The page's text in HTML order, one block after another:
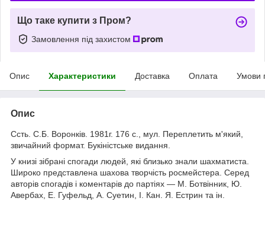
Що таке купити з Пром?
Замовлення під захистом
Опис Характеристики Доставка Оплата Умови
Опис
Ссть. С.Б. Воронків. 1981г. 176 с., мул. Переплетить м'який,
звичайний формат. Букіністське видання.
У книзі зібрані спогади людей, які близько знали шахматиста.
Широко представлена шахова творчість росмейстера. Серед
авторів спогадів і коментарів до партіях — М. Ботвінник, Ю.
Авербах, Е. Гуфельд, А. Суетин, І. Кан. Я. Естрин та ін.